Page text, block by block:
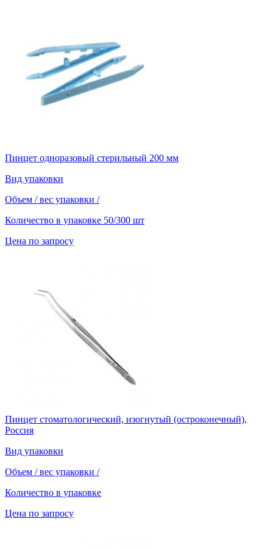
Пинцет одноразовый стерильный 200 мм
Вид упаковки
Объем / вес упаковки /
Количество в упаковке 50/300 шт
Цена по запросу
Пинцет стоматологический, изогнутый (остроконечный),
Россия
Вид упаковки
Объем / вес упаковки /
Количество в упаковке
Цена по запросу